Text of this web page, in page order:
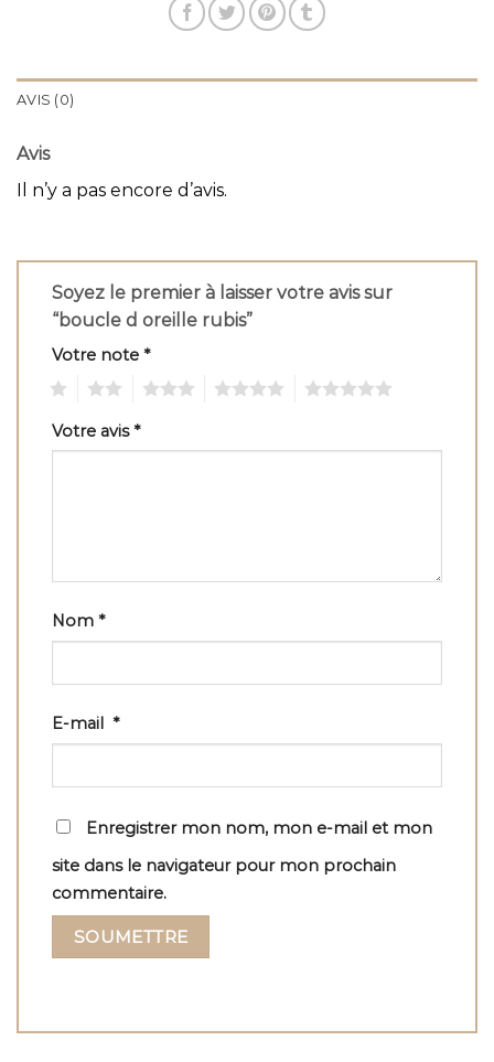
AVIS (0)
Avis
Il n’y a pas encore d’avis.
Soyez le premier à laisser votre avis sur
“boucle d oreille rubis”
Votre note *
Votre avis*
Nom *
E-mail *
Enregistrer mon nom, mon e-mail et mon
site dans le navigateur pour mon prochain
commentaire.